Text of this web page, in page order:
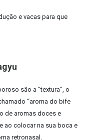
e vacas para que
são a “textura”, o
“aroma do bife
de aromas doces e
ao colocar na sua boca e
retronasal.